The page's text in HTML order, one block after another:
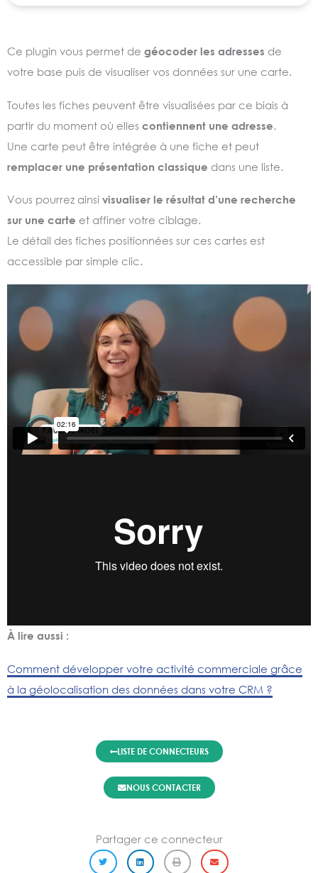
Ce plugin vous permet de géocoder les adresses de
votre base puis de visualiser vos données sur une carte.
Toutes les fiches peuvent être visualisées par ce biais à
partir du moment où elles contiennent une adresse
Une carte peut être intégrée à une fiche et peut
remplacer une présentation classique dans une liste.
Vous pourrez ainsi visualiser le résultat d’une recherche
sur une carte et affiner votre ciblage.
Le détail des fiches positionnées sur ces cartes est
accessible par simple clic.
À lire aussi :
Comment développer votre activité commerciale grâce
à la géolocalisation des données dans votre CRM ?
LISTE DE CONNECTEURS
NOUS CONTACTER
Partager ce connecteur